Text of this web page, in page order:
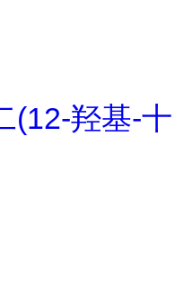
(12-羟基-十